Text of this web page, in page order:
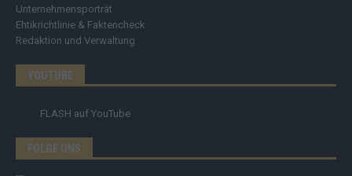
Unternehmensporträt
Ehtikrichtlinie & Faktencheck
Redaktion und Verwaltung
YOUTUBE
FLASH auf YouTube
FOLGE UNS